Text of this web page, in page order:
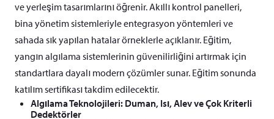
ve yerleşim tasarımlarını öğrenir. Akıllı kontrol panelleri,
bina yönetim sistemleriyle entegrasyon yöntemleri ve
sahada sık yapılan hatalar örneklerle açıklanır. Eğitim,
yangın algılama sistemlerinin güvenilirliğini artırmak için
standartlara dayalı modern çözümler sunar. Eğitim sonunda
katılım sertifikası takdim edilecektir.
Algılama Teknolojileri: Duman, Isı, Alev ve Çok Kriterli
Dedektörler